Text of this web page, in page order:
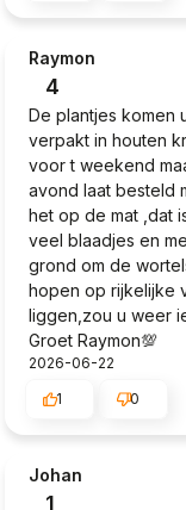
Raymon
4
De plantjes komen
verpakt in houten
voor t weekend
avond laat besteld
het op de mat ,dat
veel blaadjes en
grond om de
hopen op rijkelijke
liggen,zou u weer
Groet Raymon💯
2026-06-22
1
0
Johan
1